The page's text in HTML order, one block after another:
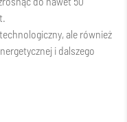
ale również
i dalszego